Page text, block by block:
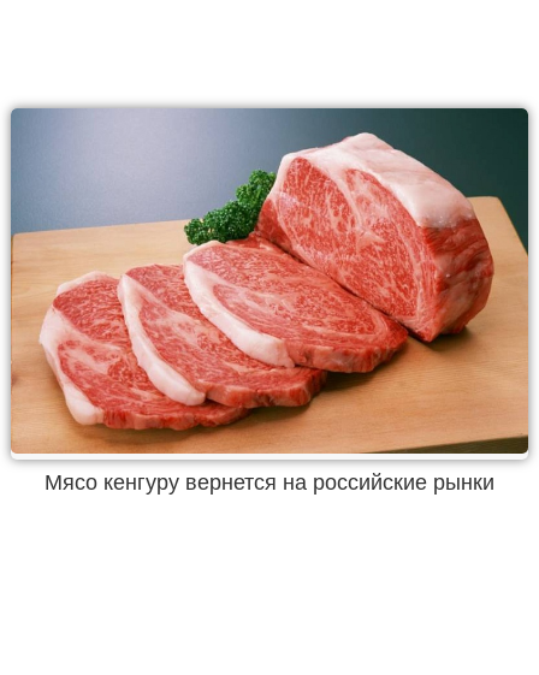
Мясо кенгуру вернется на российские рынки